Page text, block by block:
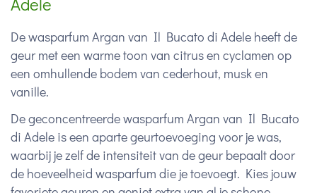
De wasparfum Argan van Il Bucato di Adele heeft de
geur met een warme toon van citrus en cyclamen op
een omhullende bodem van cederhout, musk en
vanille.
De geconcentreerde wasparfum Argan van Il Bucato
di Adele is een aparte geurtoevoeging voor je was,
waarbij je zelf de intensiteit van de geur bepaalt door
de hoeveelheid wasparfum die je toevoegt. Kies jouw